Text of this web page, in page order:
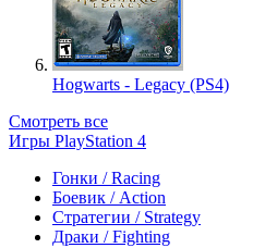
Hogwarts - Legacy (PS4)
Смотреть все
Игры PlayStation 4
Гонки / Racing
Боевик / Action
Стратегии / Strategy
Драки / Fighting